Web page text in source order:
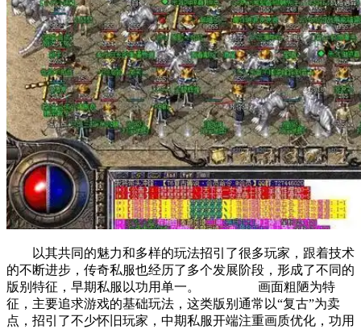
以其共同的魅力和多样的玩法招引了很多玩家，跟着技术
的不断进步，传奇私服也经历了多个发展阶段，形成了不同的
版别特征，早期私服以功用单一。 画面粗陋为特
征，主要追求游戏的基础玩法，这类版别通常以“复古”为卖
点，招引了不少怀旧玩家，中期私服开端注重画质优化，功用